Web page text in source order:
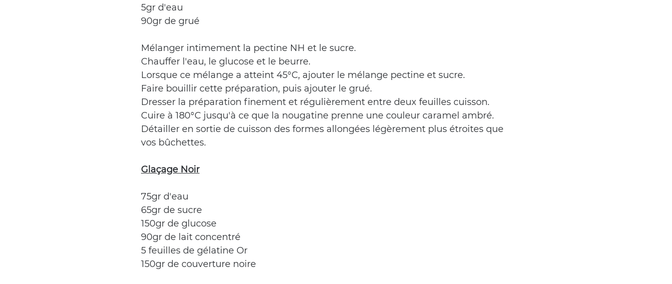
5gr d'eau
90gr de grué
Mélanger intimement la pectine NH et le sucre.
Chauffer l'eau, le glucose et le beurre.
Lorsque ce mélange a atteint 45°C, ajouter le mélange pectine et sucre.
Faire bouillir cette préparation, puis ajouter le grué.
Dresser la préparation finement et régulièrement entre deux feuilles cuisson.
Cuire à 180°C jusqu'à ce que la nougatine prenne une couleur caramel ambré.
Détailler en sortie de cuisson des formes allongées légèrement plus étroites que
vos bûchettes.
Glaçage Noir
75gr d'eau
65gr de sucre
150gr de glucose
90gr de lait concentré
5 feuilles de gélatine Or
150gr de couverture noire